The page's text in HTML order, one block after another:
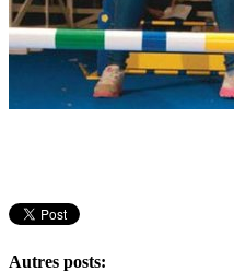
Autres posts: